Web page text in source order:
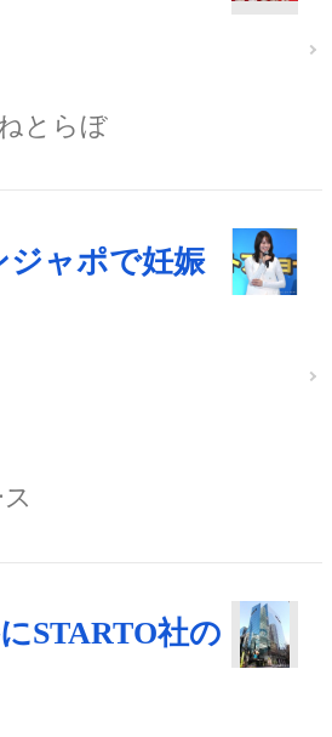
とらぼ
ジャポで妊娠
STARTO社の